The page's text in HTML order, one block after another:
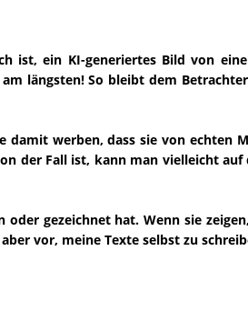
ist, ein KI-generiertes Bild von
längsten! So bleibt dem
werben, dass sie von echten
der Fall ist, kann man vielleicht auf
gezeichnet hat. Wenn sie
vor, meine Texte selbst zu